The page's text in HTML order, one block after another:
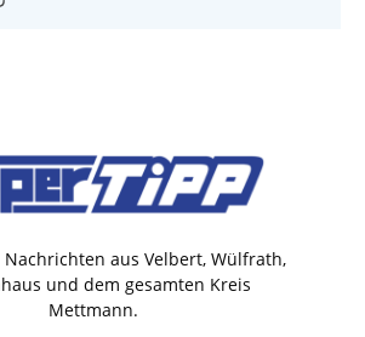
Nachrichten aus Velbert, Wülfrath,
und dem gesamten Kreis
Mettmann.